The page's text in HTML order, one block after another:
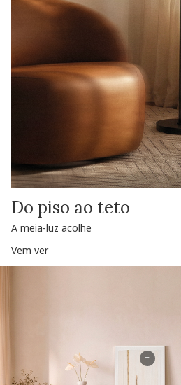
Do piso ao teto
A meia-luz acolhe
Vem ver
+